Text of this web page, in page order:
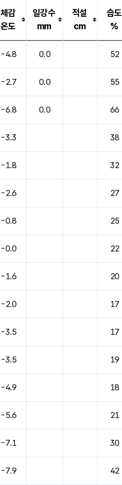
체감
온도
일강수
mm
적설
cm
습도
%
-4.8 0.0 52
-2.7 0.0 55
-6.8 0.0 66
-3.3 38
-1.8 32
-2.6 27
-0.8 25
-0.0 22
-1.6 20
-2.0 17
-3.5 17
-3.5 19
-4.9 18
-5.6 21
-7.1 30
-7.9 42